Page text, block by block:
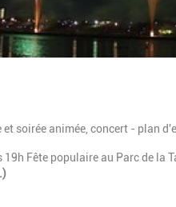
soirée animée, concert - plan
19h Fête populaire au Parc de la